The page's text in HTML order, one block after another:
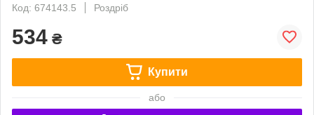
Код: 674143.5
Роздріб
534 ₴
Купити
або